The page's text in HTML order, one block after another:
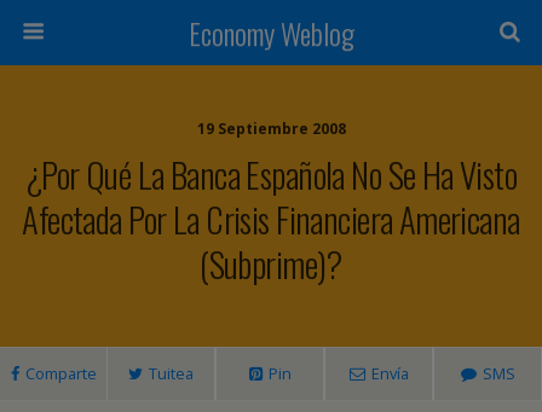
Economy Weblog
19 Septiembre 2008
¿Por Qué La Banca Española No Se Ha Visto
Afectada Por La Crisis Financiera Americana
(subprime)?
Comparte Tuitea Pin Envía SMS